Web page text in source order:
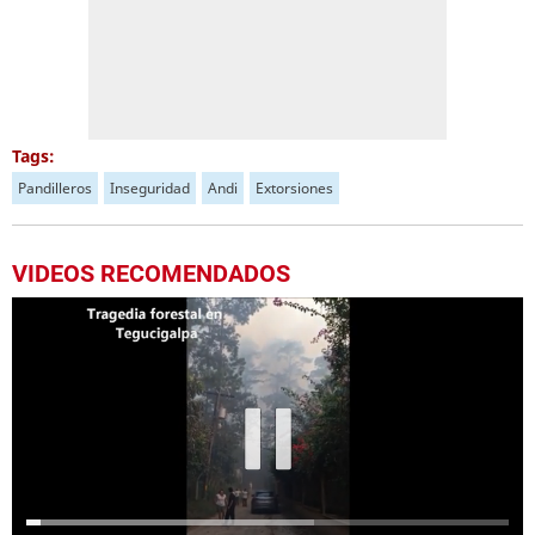
Tags:
Pandilleros Inseguridad Andi Extorsiones
VIDEOS RECOMENDADOS